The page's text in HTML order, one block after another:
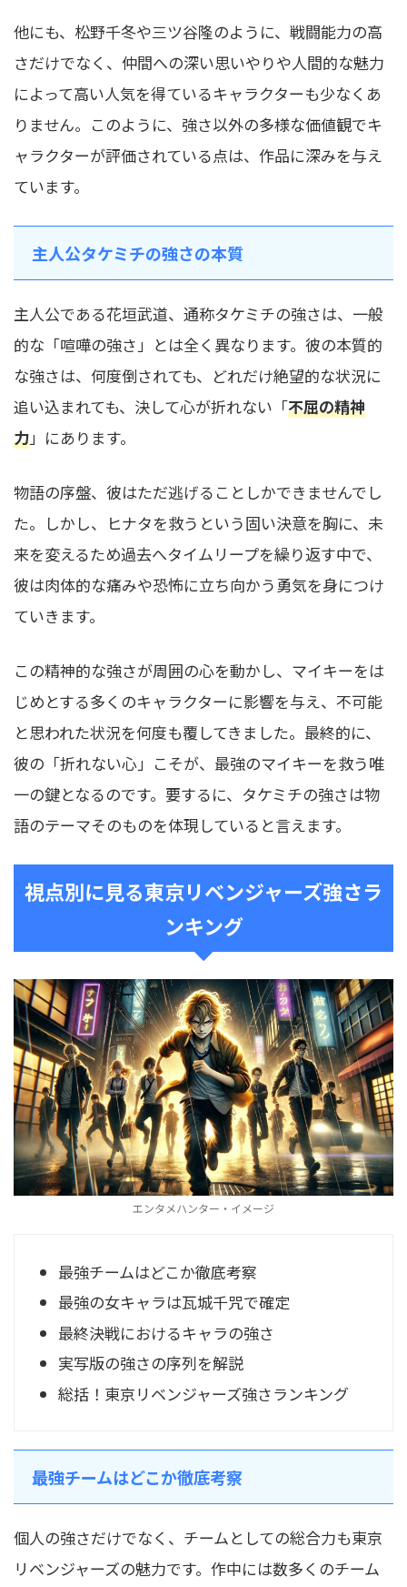
他にも、松野千冬や三ツ谷隆のように、戦闘能力の高
さだけでなく、仲間への深い思いやりや人間的な魅力
によって高い人気を得ているキャラクターも少なくあ
りません。このように、強さ以外の多様な価値観でキ
ャラクターが評価されている点は、作品に深みを与え
ています。
主人公タケミチの強さの本質
主人公である花垣武道、通称タケミチの強さは、一般
的な「喧嘩の強さ」とは全く異なります。彼の本質的
な強さは、何度倒されても、どれだけ絶望的な状況に
追い込まれても、決して心が折れない「不屈の精神
力」にあります。
物語の序盤、彼はただ逃げることしかできませんでし
た。しかし、ヒナタを救うという固い決意を胸に、未
来を変えるため過去へタイムリープを繰り返す中で、
彼は肉体的な痛みや恐怖に立ち向かう勇気を身につけ
ていきます。
この精神的な強さが周囲の心を動かし、マイキーをは
じめとする多くのキャラクターに影響を与え、不可能
と思われた状況を何度も覆してきました。最終的に、
彼の「折れない心」こそが、最強のマイキーを救う唯
一の鍵となるのです。要するに、タケミチの強さは物
語のテーマそのものを体現していると言えます。
視点別に見る東京リベンジャーズ強さラ
ンキング
エンタメハンター・イメージ
最強チームはどこか徹底考察
最強の女キャラは瓦城千咒で確定
最終決戦におけるキャラの強さ
実写版の強さの序列を解説
総括！東京リベンジャーズ強さランキング
最強チームはどこか徹底考察
個人の強さだけでなく、チームとしての総合力も東京
リベンジャーズの魅力です。作中には数多くのチーム